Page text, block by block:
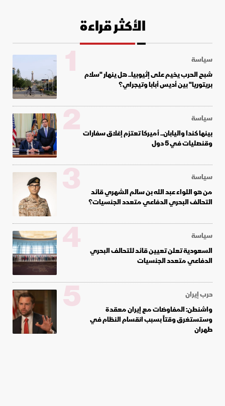
الأكثر قراءة
سياسة
شبح الحرب يخيم على إثيوبيا.. هل ينهار "سلام
بريتوريا" بين أديس أبابا وتيجراي؟
1
سياسة
بينها كندا واليابان.. أميركا تعتزم إغلاق سفارات
وقنصليات في 5 دول
2
سياسة
من هو اللواء عبد الله بن سالم الشهري قائد
التحالف البحري الدفاعي متعدد الجنسيات؟
3
سياسة
السعودية تعلن تعيين قائد للتحالف البحري
الدفاعي متعدد الجنسيات
4
حرب إيران
واشنطن: المفاوضات مع إيران معقدة
وستستغرق وقتاً بسبب انقسام النظام في
طهران
5